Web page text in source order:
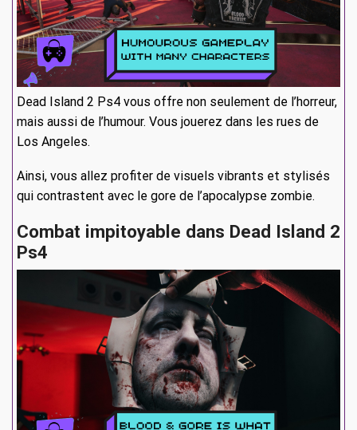
Dead Island 2 Ps4 vous offre non seulement de l’horreur,
mais aussi de l’humour. Vous jouerez dans les rues de
Los Angeles.
Ainsi, vous allez profiter de visuels vibrants et stylisés
qui contrastent avec le gore de l’apocalypse zombie.
Combat impitoyable dans Dead Island 2
Ps4